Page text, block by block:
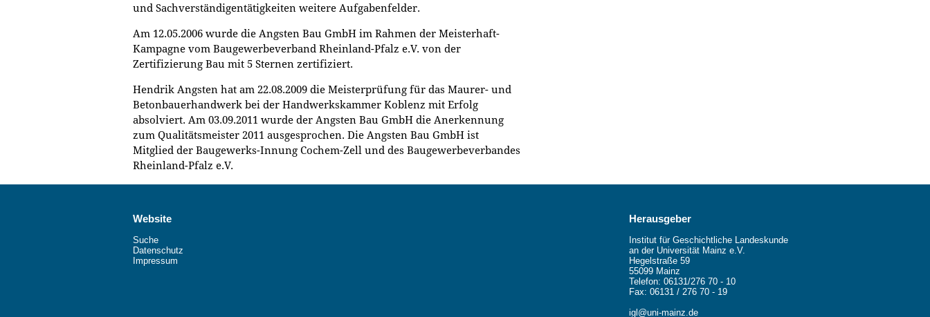
und Sachverständigentätigkeiten weitere Aufgabenfelder.
Am 12.05.2006 wurde die Angsten Bau GmbH im Rahmen der Meisterhaft-
Kampagne vom Baugewerbeverband Rheinland-Pfalz e.V. von der
Zertifizierung Bau mit 5 Sternen zertifiziert.
Hendrik Angsten hat am 22.08.2009 die Meisterprüfung für das Maurer- und
Betonbauerhandwerk bei der Handwerkskammer Koblenz mit Erfolg
absolviert. Am 03.09.2011 wurde der Angsten Bau GmbH die Anerkennung
zum Qualitätsmeister 2011 ausgesprochen. Die Angsten Bau GmbH ist
Mitglied der Baugewerks-Innung Cochem-Zell und des Baugewerbeverbandes
Rheinland-Pfalz e.V.
Website
Suche
Datenschutz
Impressum
Herausgeber
Institut für Geschichtliche Landeskunde
an der Universität Mainz e.V.
Hegelstraße 59
55099 Mainz
Telefon: 06131/276 70 - 10
Fax: 06131 / 276 70 - 19
igl@uni-mainz.de